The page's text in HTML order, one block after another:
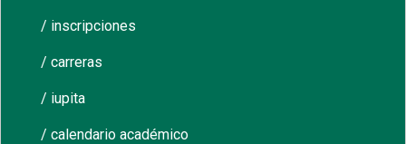
/ inscripciones
/ carreras
/ iupita
/ calendario académico